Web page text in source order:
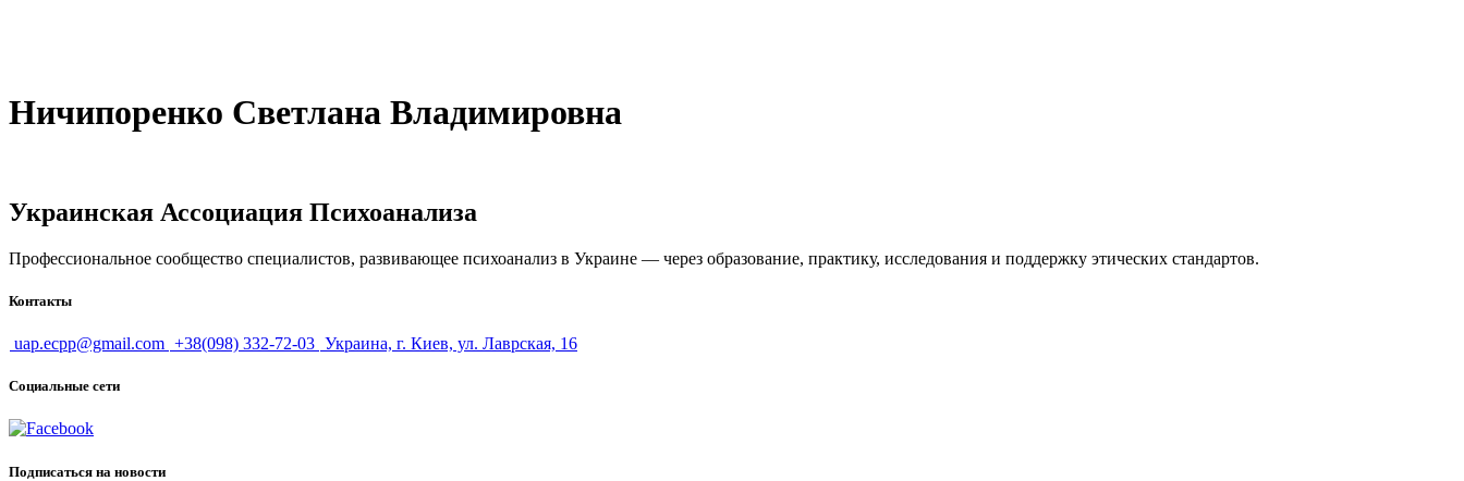
Ничипоренко Светлана Владимировна
Украинская Ассоциация Психоанализа
Профессиональное сообщество специалистов, развивающее психоанализ в Украине — через образование, практику, исследования и поддержку этических стандартов.
Контакты
uap.ecpp@gmail.com +38(098) 332-72-03 Украина, г. Киев, ул. Лаврская, 16
Социальные сети
Подписаться на новости